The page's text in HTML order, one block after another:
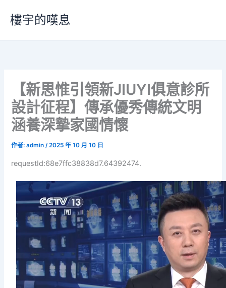
要
樓宇的嘆息
【新思惟引領新JIUYI俱意診所
設計征程】傳承優秀傳統文明
涵養深摯家國情懷
作者:admin/2025 年 10 月 10 日
requestId:68e7ffc38838d7.64392474.